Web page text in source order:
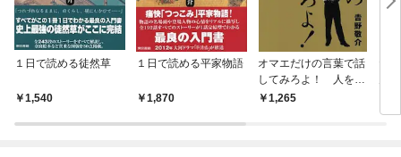
１日で読める徒然草
1,540
１日で読める平家物語
1,870
オマエだけの言葉で話
してみろよ！ 人をそ
の気にさせる、吉野流
1,265
だ
校